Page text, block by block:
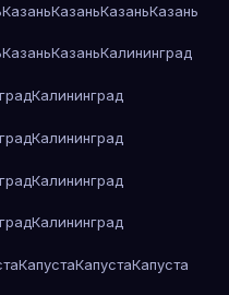
КазаньКазаньКазаньКазань
КазаньКазаньКалининград
Калининград
Калининград
Калининград
Калининград
КапустаКапустаКапуста